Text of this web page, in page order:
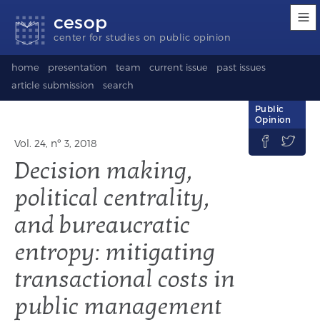
links
content
footer
selection
(Seletor
idioma)
cesop
center for studies on public opinion
home presentation team current issue
past issues
article submission
search
Vol. 24, nº 3, 2018
Decision making,
political centrality,
and bureaucratic
entropy: mitigating
transactional costs in
public management
Public
Opinion
 